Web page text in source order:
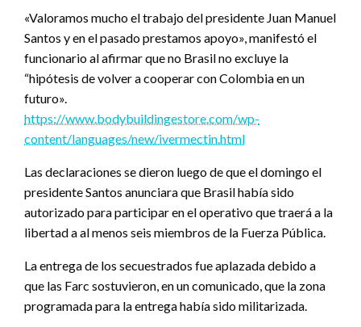
«Valoramos mucho el trabajo del presidente Juan Manuel
Santos y en el pasado prestamos apoyo», manifestó el
funcionario al afirmar que no Brasil no excluye la
“hipótesis de volver a cooperar con Colombia en un
futuro».
https://www.bodybuildingestore.com/wp-
content/languages/new/ivermectin.html
Las declaraciones se dieron luego de que el domingo el
presidente Santos anunciara que Brasil había sido
autorizado para participar en el operativo que traerá a la
libertad a al menos seis miembros de la Fuerza Pública.
La entrega de los secuestrados fue aplazada debido a
que las Farc sostuvieron, en un comunicado, que la zona
programada para la entrega había sido militarizada.